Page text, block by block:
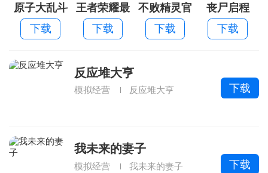
原子大乱斗
下载
王者荣耀最
新版本
下载
不败精灵官
方版
下载
丧尸启程
下载
反应堆大亨
模拟经营 反应堆大亨 下载
我未来的妻子
模拟经营 我未来的妻子 下载